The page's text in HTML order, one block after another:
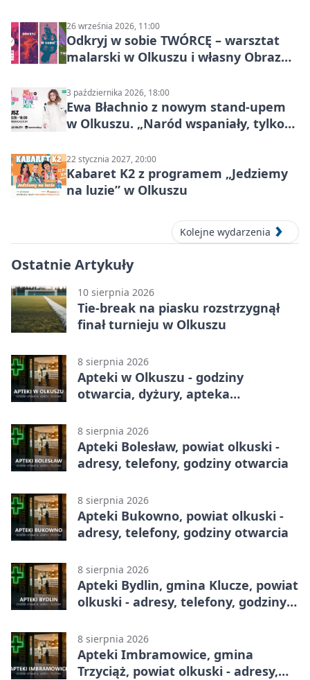
26 września 2026, 11:00
Odkryj w sobie TWÓRCĘ – warsztat
malarski w Olkuszu i własny Obraz
3 października 2026, 18:00
Ewa Błachnio z nowym stand-upem
w Olkuszu. „Naród wspaniały, tylko
22 stycznia 2027, 20:00
Kabaret K2 z programem „Jedziemy
na luzie” w Olkuszu
Kolejne wydarzenia
Ostatnie Artykuły
10 sierpnia 2026
Tie-break na piasku rozstrzygnął
finał turnieju w Olkuszu
8 sierpnia 2026
Apteki w Olkuszu - godziny
otwarcia, dyżury, apteka
8 sierpnia 2026
Apteki Bolesław, powiat olkuski -
adresy, telefony, godziny otwarcia
8 sierpnia 2026
Apteki Bukowno, powiat olkuski -
adresy, telefony, godziny otwarcia
8 sierpnia 2026
Apteki Bydlin, gmina Klucze, powiat
olkuski - adresy, telefony, godziny
8 sierpnia 2026
Apteki Imbramowice, gmina
Trzyciąż, powiat olkuski - adresy,